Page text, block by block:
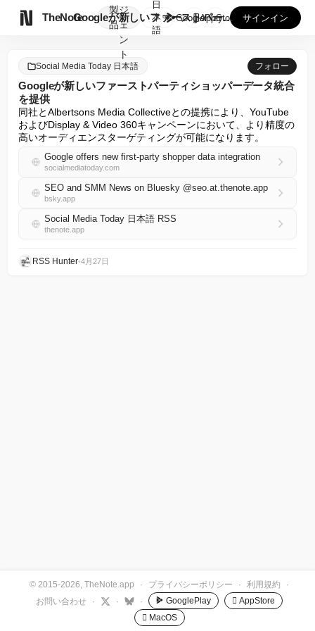
TheNote
製
品
ジ
ェ
ン
ト
Googleが新しいファーストパーティショッパーデータ統合を...
日
本
語
GooglePlay
AppStore サインイン
Social Media Today 日本語 フォロー
Googleが新しいファーストパーティショッパーデータ統合
を提供
同社とAlbertsons Media Collectiveとの提携により、YouTube
およびDisplay & Video 360キャンペーンにおいて、より精度の
高いオーディエンスターゲティングが可能になります。
Google offers new first-party shopper data integration
socialmediatoday.com
SEO and SMM News on Bluesky @seo.at.thenote.app
bsky.app
Social Media Today 日本語 RSS
thenote.app
RSS Hunter•4月27日
© 2015-2026, TheNote.app · プライバシーポリシー · 利用規約
·
お問い合わせ
· · · GooglePlay
 AppStore
 MacOS